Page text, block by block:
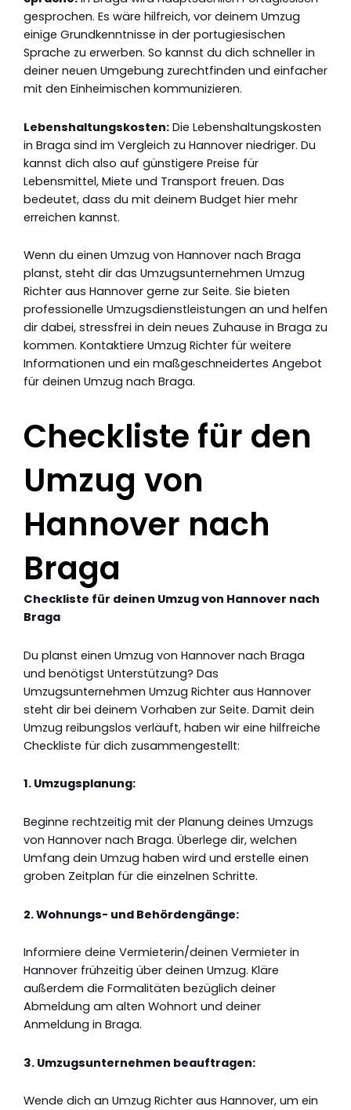
gesprochen. Es wäre hilfreich, vor deinem Umzug
einige Grundkenntnisse in der portugiesischen
Sprache zu erwerben. So kannst du dich schneller in
deiner neuen Umgebung zurechtfinden und einfacher
mit den Einheimischen kommunizieren.
Lebenshaltungskosten: Die Lebenshaltungskosten
in Braga sind im Vergleich zu Hannover niedriger. Du
kannst dich also auf günstigere Preise für
Lebensmittel, Miete und Transport freuen. Das
bedeutet, dass du mit deinem Budget hier mehr
erreichen kannst.
Wenn du einen Umzug von Hannover nach Braga
planst, steht dir das Umzugsunternehmen Umzug
Richter aus Hannover gerne zur Seite. Sie bieten
professionelle Umzugsdienstleistungen an und helfen
dir dabei, stressfrei in dein neues Zuhause in Braga zu
kommen. Kontaktiere Umzug Richter für weitere
Informationen und ein maßgeschneidertes Angebot
für deinen Umzug nach Braga.
Checkliste für den
Umzug von
Hannover nach
Braga
Checkliste für deinen Umzug von Hannover nach
Braga
Du planst einen Umzug von Hannover nach Braga
und benötigst Unterstützung? Das
Umzugsunternehmen Umzug Richter aus Hannover
steht dir bei deinem Vorhaben zur Seite. Damit dein
Umzug reibungslos verläuft, haben wir eine hilfreiche
Checkliste für dich zusammengestellt:
1. Umzugsplanung:
Beginne rechtzeitig mit der Planung deines Umzugs
von Hannover nach Braga. Überlege dir, welchen
Umfang dein Umzug haben wird und erstelle einen
groben Zeitplan für die einzelnen Schritte.
2. Wohnungs- und Behördengänge:
Informiere deine Vermieterin/deinen Vermieter in
Hannover frühzeitig über deinen Umzug. Kläre
außerdem die Formalitäten bezüglich deiner
Abmeldung am alten Wohnort und deiner
Anmeldung in Braga.
3. Umzugsunternehmen beauftragen:
Wende dich an Umzug Richter aus Hannover, um ein